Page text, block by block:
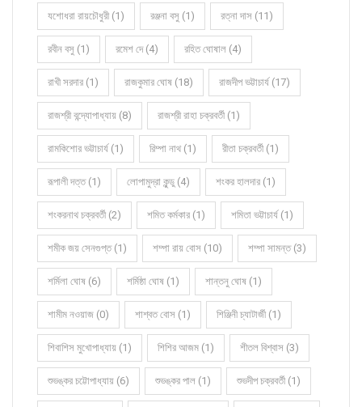
যশোধরা রায়চৌধুরী (1) রঞ্জনা বসু (1) রত্না দাস (11)
রবীন বসু (1) রমেশ দে (4) রহিত ঘোষাল (4)
রাখী সরদার (1) রাজকুমার ঘোষ (18) রাজদীপ ভট্টাচার্য (17)
রাজশ্রী বন্দ্যোপাধ্যায় (8) রাজশ্রী রাহা চক্রবর্তী (1)
রামকিশোর ভট্টাচার্য (1) রিম্পা নাথ (1) রীতা চক্রবর্তী (1)
রূপালী দত্ত (1) লোপামুদ্রা কুন্ডু (4) শংকর হালদার (1)
শংকরনাথ চক্রবর্তী (2) শমিত কর্মকার (1) শমিতা ভট্টাচার্য (1)
শমীক জয় সেনগুপ্ত (1) শম্পা রায় বোস (10) শম্পা সামন্ত (3)
শর্মিলা ঘোষ (6) শর্মিষ্ঠা ঘোষ (1) শান্তনু ঘোষ (1)
শামীম নওয়াজ (0) শাশ্বত বোস (1) শিঞ্জিনী চ্যাটার্জী (1)
শিবাশিস মুখোপাধ্যায় (1) শিশির আজম (1) শীতল বিশ্বাস (3)
শুভঙ্কর চট্টোপাধ্যায় (6) শুভঙ্কর পাল (1) শুভদীপ চক্রবর্তী (1)